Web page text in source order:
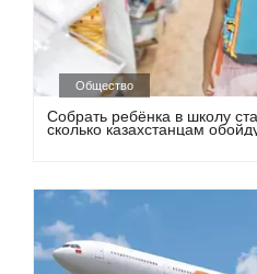
Общество
Собрать ребёнка в школу
сколько казахстанцам